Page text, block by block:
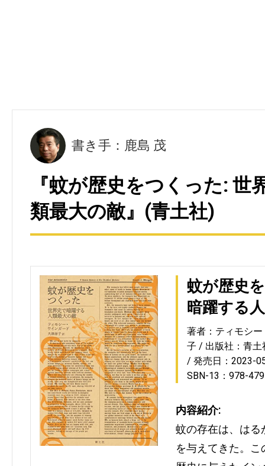
書き手：鹿島 茂
『蚊が歴史をつくった: 世
類最大の敵』(青土社)
蚊が歴史
暗躍する
著者：ティモシ
子
出版社：青土
発売日：2023-
SBN-13：978-
内容紹介:
蚊の存在は、はる
を与えてきた。